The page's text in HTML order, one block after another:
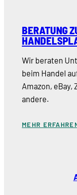
BERATUNG
Wir beraten
beim Handel
Amazon, eBay,
andere.
MEHR